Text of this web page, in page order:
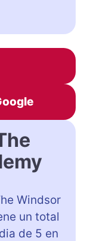
Windsor
un total
de 5 en